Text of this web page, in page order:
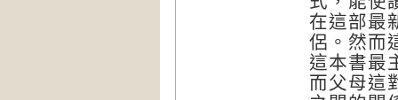
在這部最
侶。然而
這本書最
而父母這